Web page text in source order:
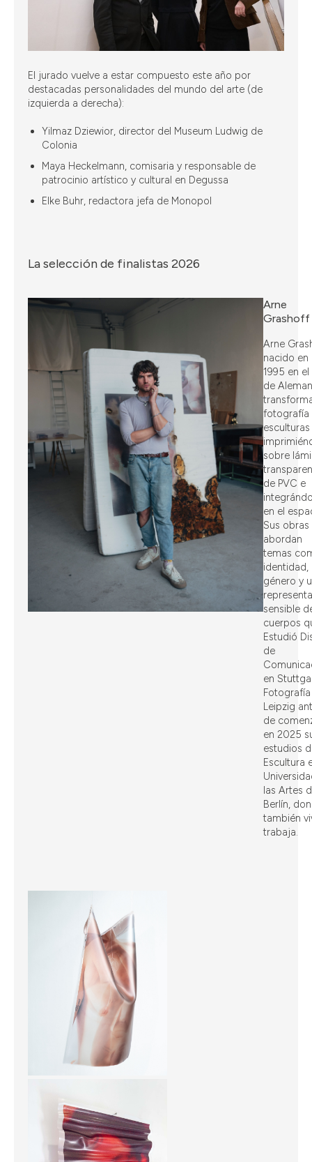
El jurado vuelve a estar compuesto este año por
destacadas personalidades del mundo del arte (de
izquierda a derecha):
Yilmaz Dziewior, director del Museum Ludwig de
Colonia
Maya Heckelmann, comisaria y responsable de
patrocinio artístico y cultural en Degussa
Elke Buhr, redactora jefa de Monopol
La selección de finalistas 2026
Arne
Grashoff
Arne
nacido en
1995 en el
de
fotografía
esculturas
sobre
de PVC e
en el
Sus obras
abordan
temas
identidad,
género y
sensible
cuerpos
Estudió
de
en
Leipzig
de
en 2025
estudios
Escultura
las Artes
Berlín,
también
trabaja.